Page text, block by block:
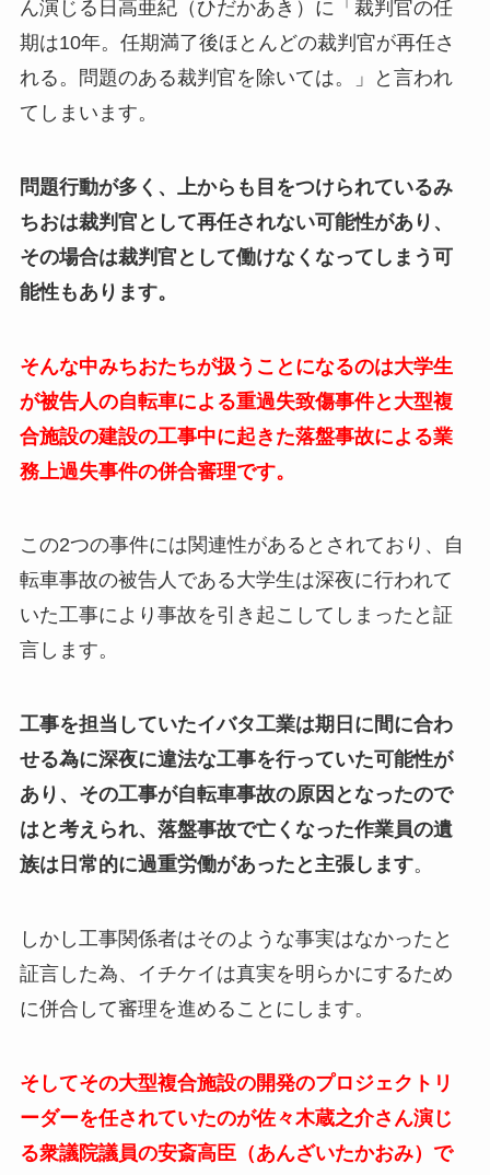
ん演じる日高亜紀（ひだかあき）に「裁判官の任
期は10年。任期満了後ほとんどの裁判官が再任さ
れる。問題のある裁判官を除いては。」と言われ
てしまいます。
問題行動が多く、上からも目をつけられているみ
ちおは裁判官として再任されない可能性があり、
その場合は裁判官として働けなくなってしまう可
能性もあります。
そんな中みちおたちが扱うことになるのは大学生
が被告人の自転車による重過失致傷事件と大型複
合施設の建設の工事中に起きた落盤事故による業
務上過失事件の併合審理です。
この2つの事件には関連性があるとされており、自
転車事故の被告人である大学生は深夜に行われて
いた工事により事故を引き起こしてしまったと証
言します。
工事を担当していたイバタ工業は期日に間に合わ
せる為に深夜に違法な工事を行っていた可能性が
あり、その工事が自転車事故の原因となったので
はと考えられ、落盤事故で亡くなった作業員の遺
族は日常的に過重労働があったと主張します。
しかし工事関係者はそのような事実はなかったと
証言した為、イチケイは真実を明らかにするため
に併合して審理を進めることにします。
そしてその大型複合施設の開発のプロジェクトリ
ーダーを任されていたのが佐々木蔵之介さん演じ
る衆議院議員の安斎高臣（あんざいたかおみ）で